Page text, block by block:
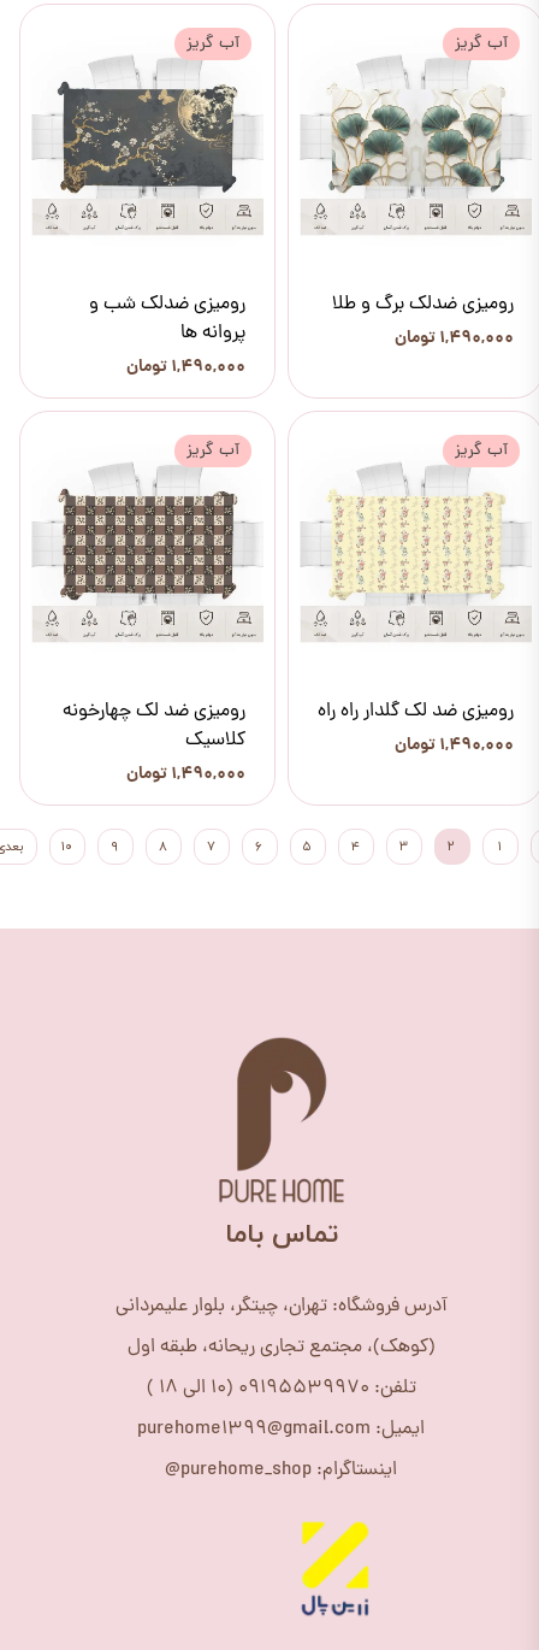
رومیزی ضدلک برگ و طلا
۱,۴۹۰,۰۰۰ تومان
آب گریز
رومیزی ضدلک شب و
پروانه ها
۱,۴۹۰,۰۰۰ تومان
آب گریز
رومیزی ضد لک گلدار راه راه
۱,۴۹۰,۰۰۰ تومان
آب گریز
رومیزی ضد لک چهارخونه
کلاسیک
۱,۴۹۰,۰۰۰ تومان
آب گریز
۱ ۲ ۳ ۴ ۵ ۶ ۷ ۸ ۹ ۱۰
​تماس باما
آدرس فروشگاه: تهران، چیتگر، بلوار علیمردانی
(کوهک)، مجتمع تجاری ریحانه، طبقه اول
تلفن: 09195539970 (10 الی 18 )
ایمیل: purehome1399@gmail.com
اینستاگرام: purehome_shop@